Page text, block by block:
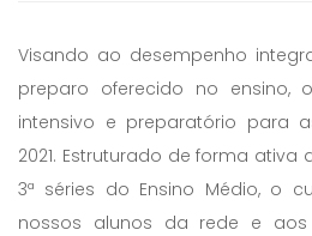
Visando ao desempenho
preparo oferecido no ensino,
intensivo e preparatório para
2021. Estruturado de forma ativa
3ª séries do Ensino Médio, o
nossos alunos da rede e